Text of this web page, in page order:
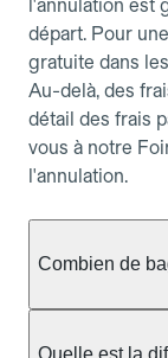
l'annulation est
départ. Pour
gratuite dans
Au-delà, des
détail des frais
vous à notre
l'annulation.
Combien de
taxi berline
Quelle est la